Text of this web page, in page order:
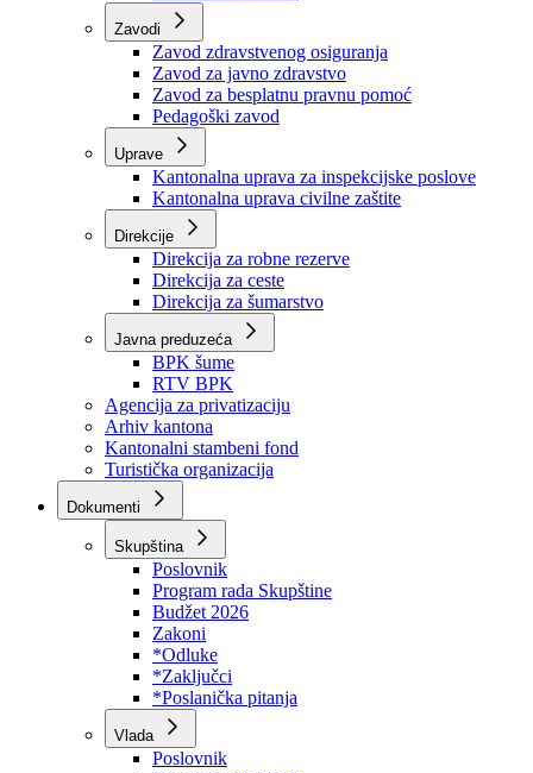
Centar za socijalni rad
Dom za stara i iznemogla lica
Kantonalna bolnica
Zavodi
Zavod zdravstvenog osiguranja
Zavod za javno zdravstvo
Zavod za besplatnu pravnu pomoć
Pedagoški zavod
Kantonalna uprava za inspekcijske poslove
Kantonalna uprava civilne zaštite
Direkcije
Direkcija za robne rezerve
Direkcija za ceste
Direkcija za šumarstvo
Javna preduzeća
BPK šume
RTV BPK
Agencija za privatizaciju
Arhiv kantona
Kantonalni stambeni fond
Turistička organizacija
Dokumenti
Skupština
Poslovnik
Program rada Skupštine
Budžet 2026
Zakoni
*Odluke
*Zaključci
*Poslanička pitanja